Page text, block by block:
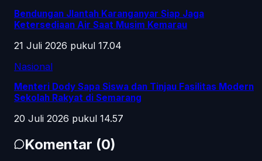
Bendungan Jlantah Karanganyar Siap Jaga
Ketersediaan Air Saat Musim Kemarau
21 Juli 2026 pukul 17.04
Nasional
Menteri Dody Sapa Siswa dan Tinjau Fasilitas Modern
Sekolah Rakyat di Semarang
20 Juli 2026 pukul 14.57
Komentar (0)